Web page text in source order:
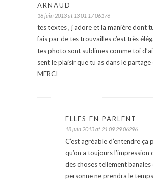
ARNAUD
18 juin 2013 at 13 01 17 06176
tes textes , j adore et la manière dont
fais par de tes trouvailles c’est très
tes photo sont sublimes comme toi
sent le plaisir que tu as dans le partage
MERCI
ELLES EN PARLENT
18 juin 2013 at 21 09 29 06296
C’est agréable d’entendre ça
qu’on a toujours l’impression
des choses tellement banales
personne ne prendra le